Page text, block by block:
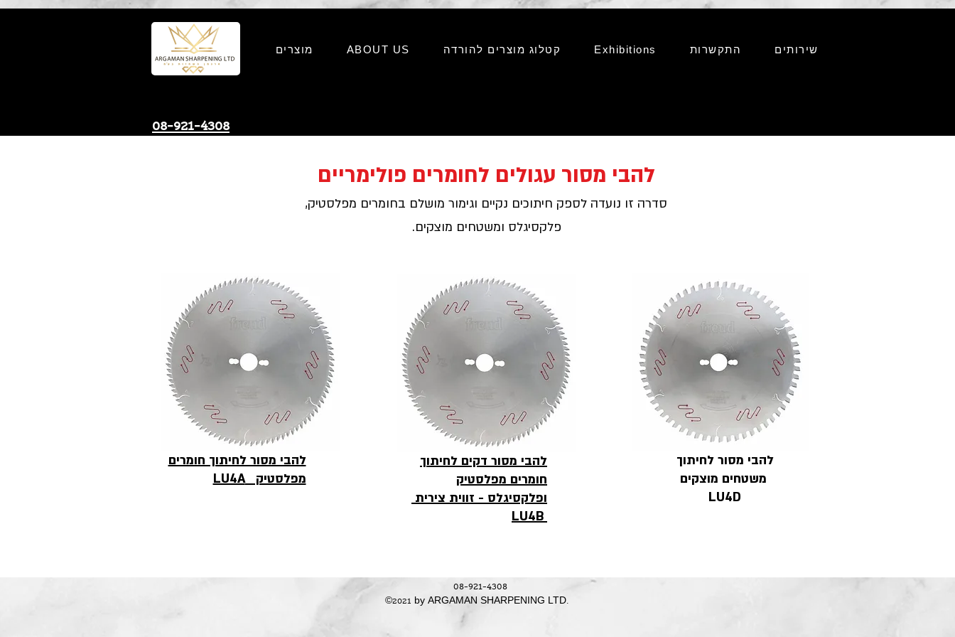
מוצרים ABOUT US קטלוג מוצרים להורדה Exhibitions התקשרות שירותים
08-921-4308
להבי מסור עגולים לחומרים פולימריים
סדרה זו נועדה לספק חיתוכים נקיים וגימור מושלם בחומרים מפלסטיק,
פלקסיגלס ומשטחים מוצקים.
להבי מסור לחיתוך חומרים
מפלסטיק LU4A
להבי מסור דקים לחיתוך
חומרים מפלסטיק
ופלקסיגלס - זווית צירית
להבי מסור לחיתוך
LU4D
08-921-4308
©2021 by ARGAMAN SHARPENING LTD.